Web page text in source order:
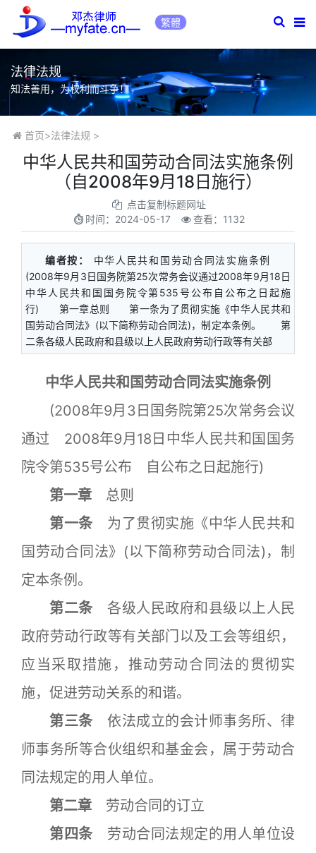
繁體
法律法规
知法善用，为权利而斗争！
首页>法律法规 >
中华人民共和国劳动合同法实施条例
（自2008年9月18日施行）
点击复制标题网址
时间： 2024-05-17 查看：1132
编者按：
中华人民共和国劳动合同法实施条例
(2008年9月3日国务院第25次常务会议通过2008年9月18日
中华人民共和国国务院令第535号公布自公布之日起施
行) 第一章总则 第一条为了贯彻实施《中华人民共和
国劳动合同法》(以下简称劳动合同法)，制定本条例。 第
二条各级人民政府和县级以上人民政府劳动行政等有关部
中华人民共和国劳动合同法实施条例
(2008年9月3日国务院第25次常务会议
通过 2008年9月18日中华人民共和国国务
院令第535号公布 自公布之日起施行)
第一章 总则
第一条 为了贯彻实施《中华人民共和
国劳动合同法》(以下简称劳动合同法)，制
定本条例。
第二条 各级人民政府和县级以上人民
政府劳动行政等有关部门以及工会等组织，
应当采取措施，推动劳动合同法的贯彻实
施，促进劳动关系的和谐。
第三条 依法成立的会计师事务所、律
师事务所等合伙组织和基金会，属于劳动合
同法规定的用人单位。
第二章 劳动合同的订立
第四条 劳动合同法规定的用人单位设